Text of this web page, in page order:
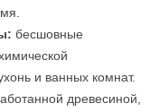
бесшовные
и ванных комнат.
древесиной,